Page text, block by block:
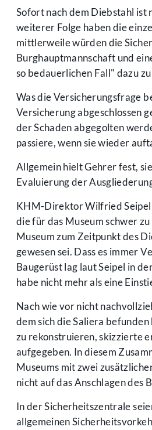
Sofort nach dem Diebstahl ist
weiterer Folge haben die
mittlerweile würden die
Burghauptmannschaft und
so bedauerlichen Fall" dazu
Was die Versicherungsfrage
Versicherung abgeschlossen
der Schaden abgegolten
passiere, wenn sie wieder
Allgemein hielt Gehrer fest,
Evaluierung der
KHM-Direktor Wilfried Seipel
die für das Museum schwer
Museum zum Zeitpunkt des
gewesen sei. Dass es immer
Baugerüst lag laut Seipel in
habe nicht mehr als eine
Nach wie vor nicht
dem sich die Saliera
zu rekonstruieren, skizzierte
aufgegeben. In diesem
Museums mit zwei
nicht auf das Anschlagen des
In der Sicherheitszentrale
allgemeinen